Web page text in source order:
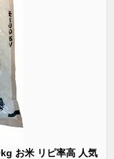
お米 リピ率高 人気